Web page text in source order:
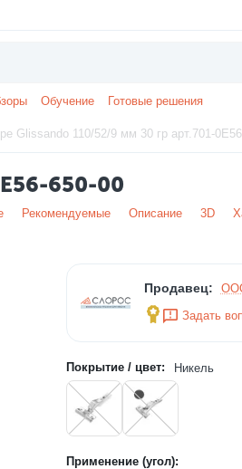
Обучение Готовые решения
Glissando 110/52/9 мм 30 гр арт.701-
650-00
Рекомендуемые Описание 3D
Продавец:
Задать
Покрытие / цвет: Никель
Применение (угол):